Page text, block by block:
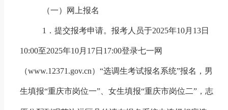
（一）网上报名
1 ．提交报考申请。报考人员于2025年10月 13日
10:00至2025年10月 17日 17:00登录七一网
（www.12371.gov.cn）“选调生考试报名系统”报名，男
生填报“重庆市岗位一”、女生填报“重庆市岗位二”，志